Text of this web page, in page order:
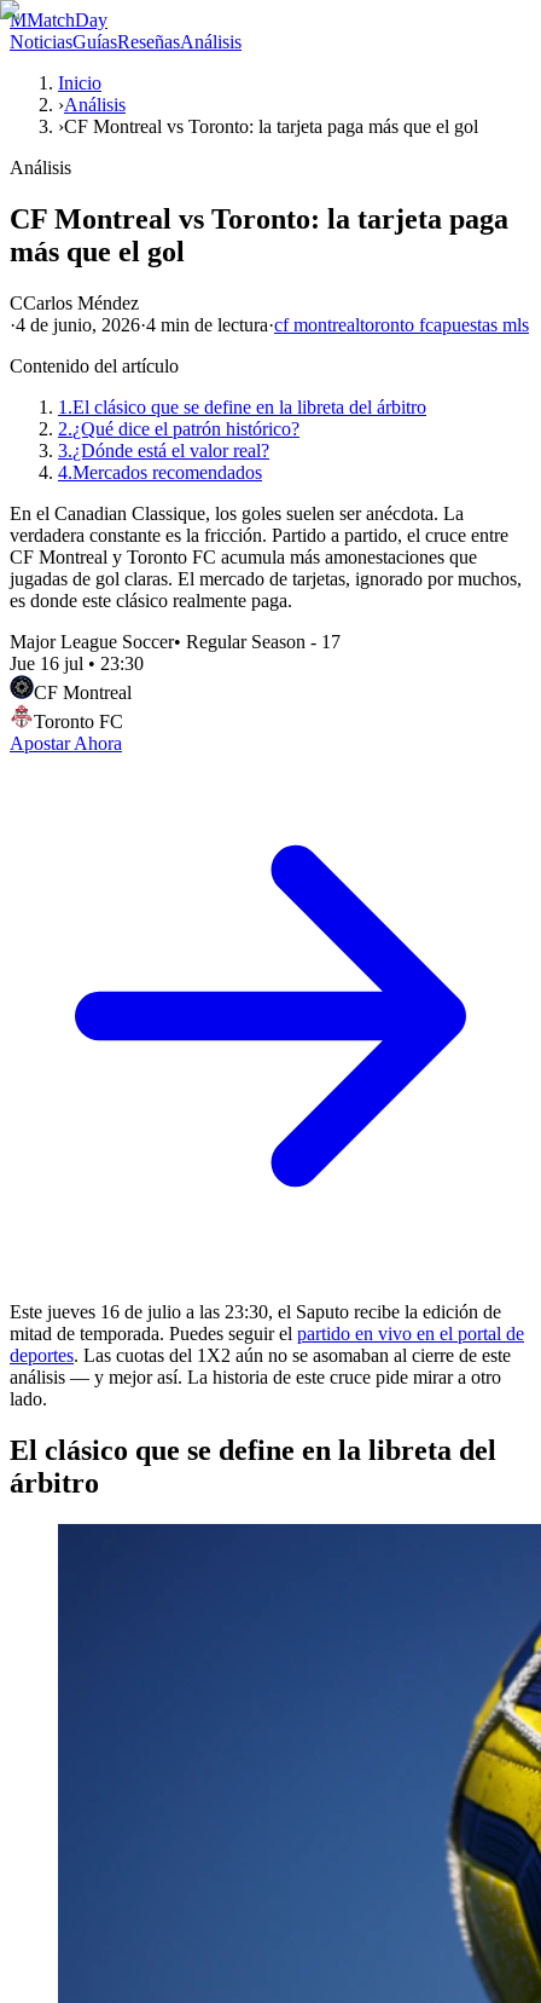
MMatchDay
NoticiasGuíasReseñasAnálisis
Inicio
›Análisis
›CF Montreal vs Toronto: la tarjeta paga más que el gol
Análisis
CF Montreal vs Toronto: la tarjeta paga
más que el gol
CCarlos Méndez
·4 de junio, 2026·4 min de lectura·cf montrealtoronto fcapuestas mls
Contenido del artículo
1.El clásico que se define en la libreta del árbitro
2.¿Qué dice el patrón histórico?
3.¿Dónde está el valor real?
4.Mercados recomendados
En el Canadian Classique, los goles suelen ser anécdota. La
verdadera constante es la fricción. Partido a partido, el cruce entre
CF Montreal y Toronto FC acumula más amonestaciones que
jugadas de gol claras. El mercado de tarjetas, ignorado por muchos,
es donde este clásico realmente paga.
Major League Soccer• Regular Season - 17
Jue 16 jul • 23:30
CF Montreal
Toronto FC
Apostar Ahora
Este jueves 16 de julio a las 23:30, el Saputo recibe la edición de
mitad de temporada. Puedes seguir el partido en vivo en el portal de
deportes. Las cuotas del 1X2 aún no se asomaban al cierre de este
análisis — y mejor así. La historia de este cruce pide mirar a otro
lado.
El clásico que se define en la libreta del
árbitro